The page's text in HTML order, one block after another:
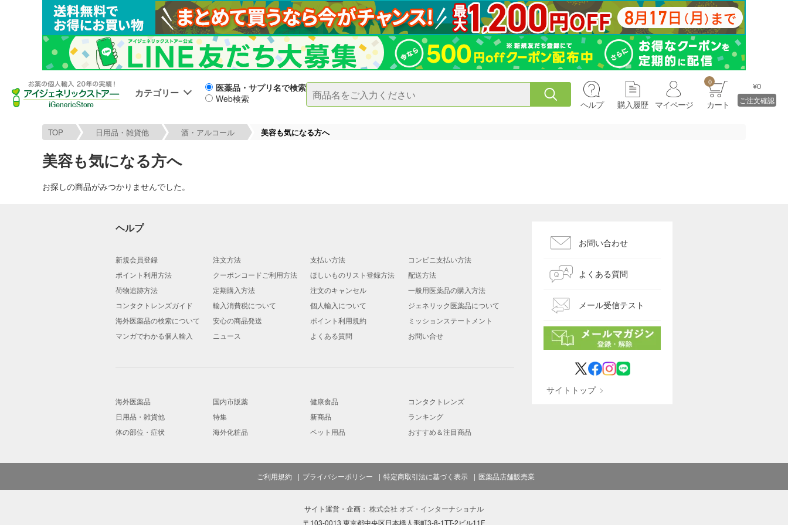
カテゴリー
医薬品・サプリ名で検索
Web検索
ヘルプ 購入履歴 マイページ
0
カート
¥0
ご注文確認
TOP 日用品・雑貨他 酒・アルコール 美容も気になる方へ
美容も気になる方へ
お探しの商品がみつかりませんでした。
ヘルプ
新規会員登録 注文方法 支払い方法
コンビニ支払い方法
ポイント利用方法
クーポンコードご利用方法 ほしいものリスト登録方法
配送方法
荷物追跡方法
定期購入方法 注文のキャンセル
一般用医薬品の購入方法
コンタクトレンズガイド
輸入消費税について 個人輸入について
ジェネリック医薬品について
海外医薬品の検索について
安心の商品発送 ポイント利用規約
ミッションステートメント
マンガでわかる個人輸入
ニュース よくある質問 お問い合せ
海外医薬品 国内市販薬 健康食品
コンタクトレンズ
日用品・雑貨他
特集 新商品
ランキング
体の部位・症状
海外化粧品 ペット用品 おすすめ＆注目商品
お問い合わせ
よくある質問
メール受信テスト
サイトトップ
ご利用規約 プライバシーポリシー 特定商取引法に基づく表示 医薬品店舗販売業
サイト運営・企画： 株式会社 オズ・インターナショナル
〒103-0013 東京都中央区日本橋人形町3-8-1TT-2ビル11F